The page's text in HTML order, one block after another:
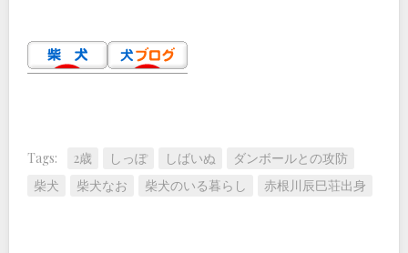
Tags: 2歳 しっぽ しばいぬ
ダンボールとの攻防
柴犬
柴犬なお 柴犬のいる暮らし 赤根川辰巳荘出身